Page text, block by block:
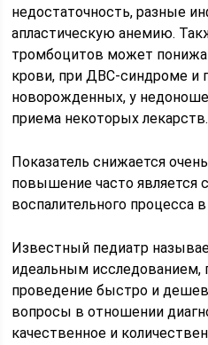
недостаточность, разные
апластическую анемию.
тромбоцитов может
крови, при ДВС-синдроме и
новорожденных, у
приема некоторых лекарств.
Показатель снижается
повышение часто является
воспалительного процесса
Известный педиатр
идеальным исследованием,
проведение быстро и
вопросы в отношении
качественное и